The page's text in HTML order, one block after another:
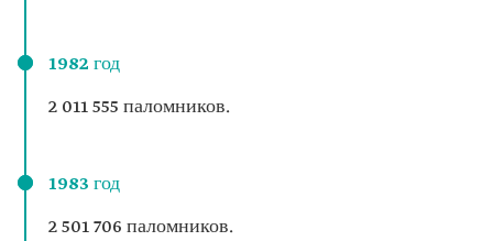
1982 год
2 011 555 паломников.
1983 год
2 501 706 паломников.